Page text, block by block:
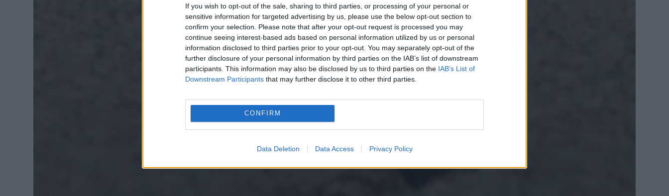
If you wish to opt-out of the sale, sharing to third parties, or processing of your personal or
sensitive information for targeted advertising by us, please use the below opt-out section to
confirm your selection. Please note that after your opt-out request is processed you may
continue seeing interest-based ads based on personal information utilized by us or personal
information disclosed to third parties prior to your opt-out. You may separately opt-out of the
further disclosure of your personal information by third parties on the IAB’s list of downstream
participants. This information may also be disclosed by us to third parties on the IAB’s List of
Downstream Participants that may further disclose it to other third parties.
CONFIRM
Data Deletion Data Access Privacy Policy